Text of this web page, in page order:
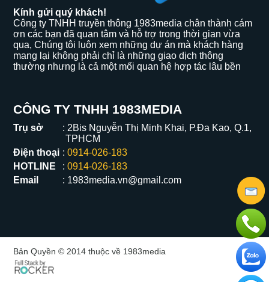
Kính gửi quý khách!
Công ty TNHH truyền thông 1983media chân thành cám
ơn các bạn đã quan tâm và hỗ trợ trong thời gian vừa
qua, Chúng tôi luôn xem những dự án mà khách hàng
mang lại không phải chỉ là những giao dịch thông
thường nhưng là cả một mối quan hệ hợp tác lâu bền
CÔNG TY TNHH 1983MEDIA
Trụ sở
2Bis Nguyễn Thị Minh Khai, P.Đa Kao, Q.1,
TPHCM
Điện thoại
0914-026-183
HOTLINE
0914-026-183
Email
1983media.vn@gmail.com
Bản Quyền © 2014 thuộc về 1983media